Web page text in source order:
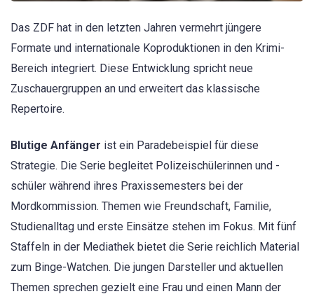
Das ZDF hat in den letzten Jahren vermehrt jüngere
Formate und internationale Koproduktionen in den Krimi-
Bereich integriert. Diese Entwicklung spricht neue
Zuschauergruppen an und erweitert das klassische
Repertoire.
Blutige Anfänger ist ein Paradebeispiel für diese
Strategie. Die Serie begleitet Polizeischülerinnen und -
schüler während ihres Praxissemesters bei der
Mordkommission. Themen wie Freundschaft, Familie,
Studienalltag und erste Einsätze stehen im Fokus. Mit fünf
Staffeln in der Mediathek bietet die Serie reichlich Material
zum Binge-Watchen. Die jungen Darsteller und aktuellen
Themen sprechen gezielt eine Frau und einen Mann der